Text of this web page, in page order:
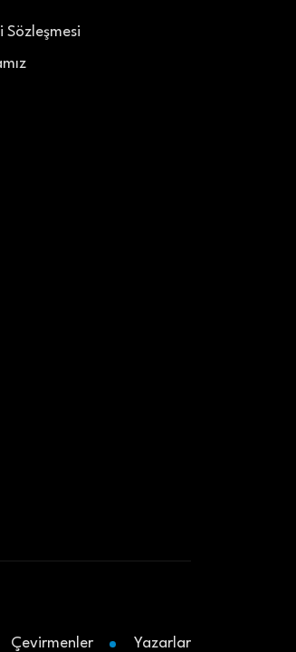
Sözleşmesi
Çevirmenler Yazarlar